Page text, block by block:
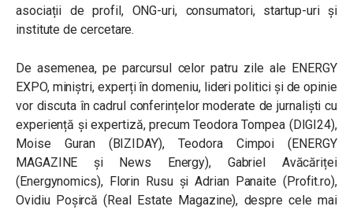
asociații de profil, ONG-uri, consumatori, startup-uri și
institute de cercetare.
De asemenea, pe parcursul celor patru zile ale ENERGY
EXPO, miniștri, experți în domeniu, lideri politici și de opinie
vor discuta în cadrul conferințelor moderate de jurnaliști cu
experiență și expertiză, precum Teodora Tompea (DIGI24),
Moise Guran (BIZIDAY), Teodora Cimpoi (ENERGY
MAGAZINE și News Energy), Gabriel Avăcăriței
(Energynomics), Florin Rusu și Adrian Panaite (Profit.ro),
Ovidiu Poșircă (Real Estate Magazine), despre cele mai